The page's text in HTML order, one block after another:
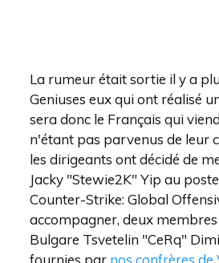
La rumeur était sortie il y a
Geniuses eux qui ont réalisé
sera donc le Français qui
n'étant pas parvenus de leur
les dirigeants ont décidé de
Jacky "Stewie2K" Yip au
Counter-Strike: Global
accompagner, deux
Bulgare Tsvetelin "⁠CeRq⁠"
fournies par nos confrères de